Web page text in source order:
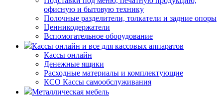
офисную и бытовую технику
Полочные разделители, толкатели и задние опоры
Ценникодержатели
Вспомогательное оборудование
Кассы онлайн и все для кассовых аппаратов
Кассы онлайн
Денежные ящики
Расходные материалы и комплектующие
КСО Кассы самообслуживания
Металлическая мебель